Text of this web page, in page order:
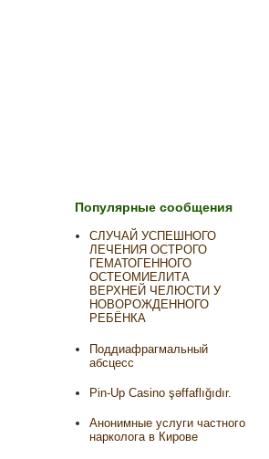
Популярные сообщения
СЛУЧАЙ УСПЕШНОГО
ЛЕЧЕНИЯ ОСТРОГО
ГЕМАТОГЕННОГО
ОСТЕОМИЕЛИТА
ВЕРХНЕЙ ЧЕЛЮСТИ У
НОВОРОЖДЕННОГО
РЕБЁНКА
Поддиафрагмальный
абсцесс
Pin-Up Casino şəffaflığıdır.
Анонимные услуги частного
нарколога в Кирове